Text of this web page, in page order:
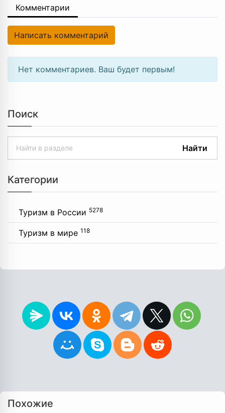
Комментарии
Написать комментарий
Нет комментариев. Ваш будет первым!
Поиск
Найти
Категории
Туризм в России 5278
Туризм в мире 118
Похожие